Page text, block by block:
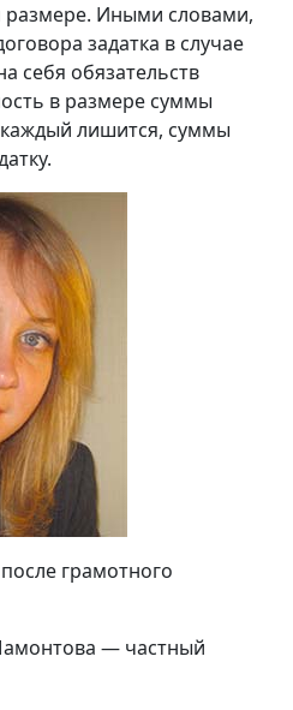
размере. Иными словами,
задатка в случае
себя обязательств
в размере суммы
лишится, суммы
грамотного
— частный